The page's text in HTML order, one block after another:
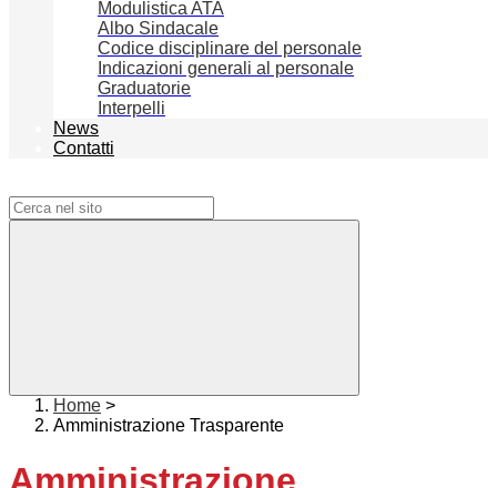
Modulistica ATA
Albo Sindacale
Codice disciplinare del personale
Indicazioni generali al personale
Graduatorie
Interpelli
News
Contatti
Home >
Amministrazione Trasparente
Amministrazione